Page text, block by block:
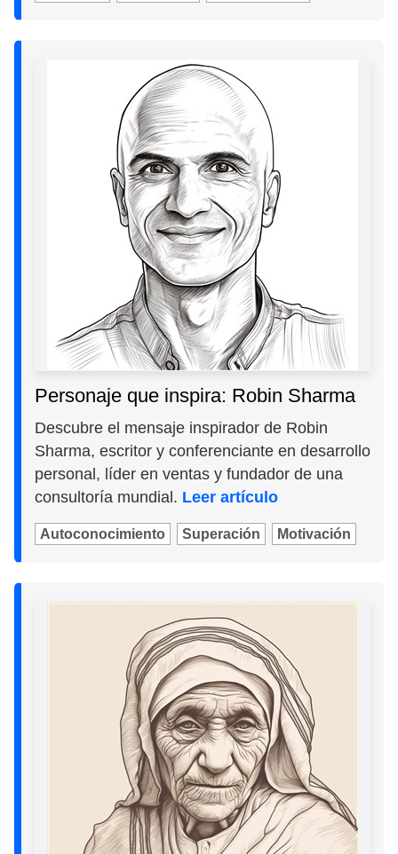
Personaje que inspira: Robin Sharma
Descubre el mensaje inspirador de Robin
Sharma, escritor y conferenciante en desarrollo
personal, líder en ventas y fundador de una
consultoría mundial. Leer artículo
Autoconocimiento Superación Motivación